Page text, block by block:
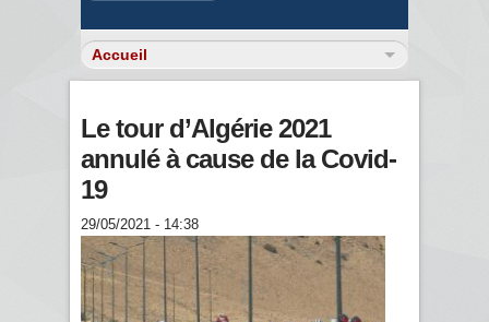
Le tour d’Algérie 2021
annulé à cause de la Covid-
19
29/05/2021 - 14:38